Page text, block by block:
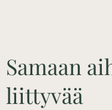
Samaan
liittyvää